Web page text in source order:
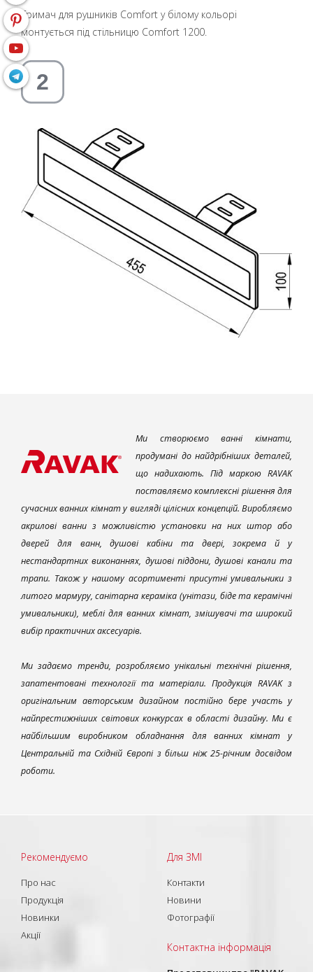
Тримач для рушників Comfort у білому кольорі
монтується під стільницю Comfort 1200.
Ми створюємо ванні кімнати,
продумані до найдрібніших деталей,
що надихають. Під маркою RAVAK
поставляємо комплексні рішення для
сучасних ванних кімнат у вигляді цілісних концепцій. Виробляємо
акрилові ванни з можливістю установки на них штор або
дверей для ванн, душові кабіни та двері, зокрема й у
нестандартних виконаннях, душові піддони, душові канали та
трапи. Також у нашому асортименті присутні умивальники з
литого мармуру, санітарна кераміка (унітази, біде та керамічні
умивальники), меблі для ванних кімнат, змішувачі та широкий
вибір практичних аксесуарів.
Ми задаємо тренди, розробляємо унікальні технічні рішення,
запатентовані технології та матеріали. Продукція RAVAK з
оригінальним авторським дизайном постійно бере участь у
найпрестижніших світових конкурсах в області дизайну. Ми є
найбільшим виробником обладнання для ванних кімнат у
Центральній та Східній Європі з більш ніж 25-річним досвідом
роботи.
Рекомендуємо
Про нас
Продукція
Новинки
Акції
Для ЗМІ
Контакти
Новини
Фотографії
Контактна інформація